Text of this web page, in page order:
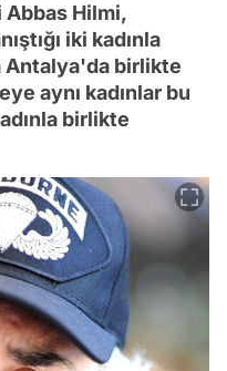
Abbas Hilmi,
iki kadınla
Antalya'da birlikte
aynı kadınlar bu
birlikte